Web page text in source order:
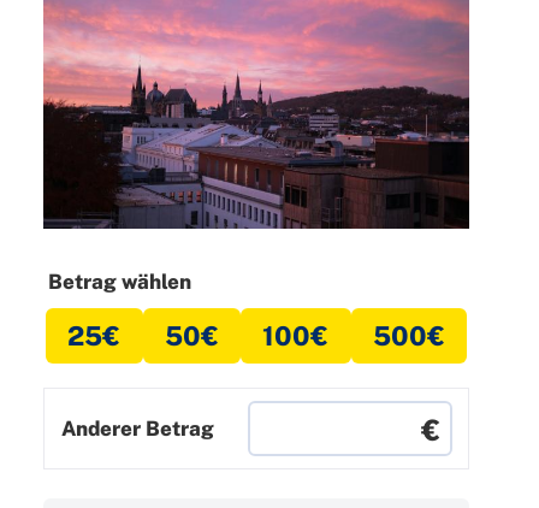
Betrag wählen
25€ 50€ 100€ 500€
Anderer Betrag